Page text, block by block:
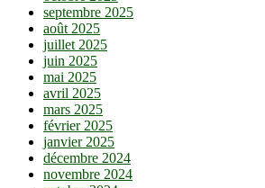
septembre 2025
août 2025
juillet 2025
juin 2025
mai 2025
avril 2025
mars 2025
février 2025
janvier 2025
décembre 2024
novembre 2024